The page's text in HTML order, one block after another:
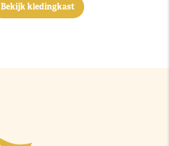
Bekijk kledingkast